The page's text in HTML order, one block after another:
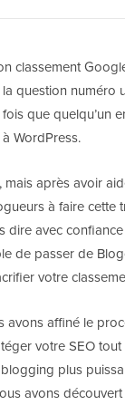
classement
la question numéro
que quelqu’un
WordPress.
après avoir
à faire cette
dire avec
de passer de
votre
avons affiné le
votre SEO tout
plus
avons